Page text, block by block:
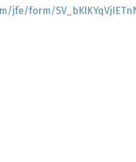
jfe/form/